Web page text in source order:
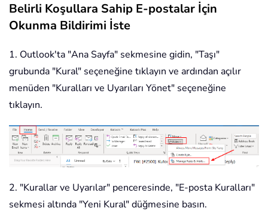
Belirli Koşullara Sahip E-postalar İçin
Okunma Bildirimi İste
1. Outlook'ta "Ana Sayfa" sekmesine gidin, "Taşı"
grubunda "Kural" seçeneğine tıklayın ve ardından açılır
menüden "Kuralları ve Uyarıları Yönet" seçeneğine
tıklayın.
2. "Kurallar ve Uyarılar" penceresinde, "E-posta Kuralları"
sekmesi altında "Yeni Kural" düğmesine basın.